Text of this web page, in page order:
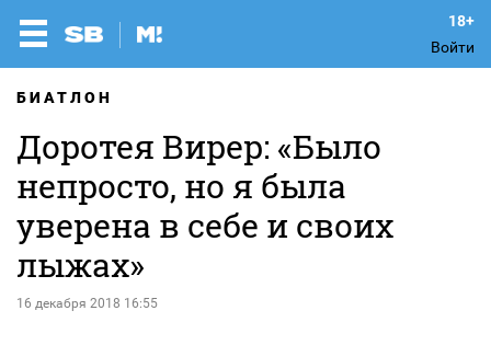
Войти
БИАТЛОН
Доротея Вирер: «Было
непросто, но я была
уверена в себе и своих
лыжах»
16 декабря 2018 16:55